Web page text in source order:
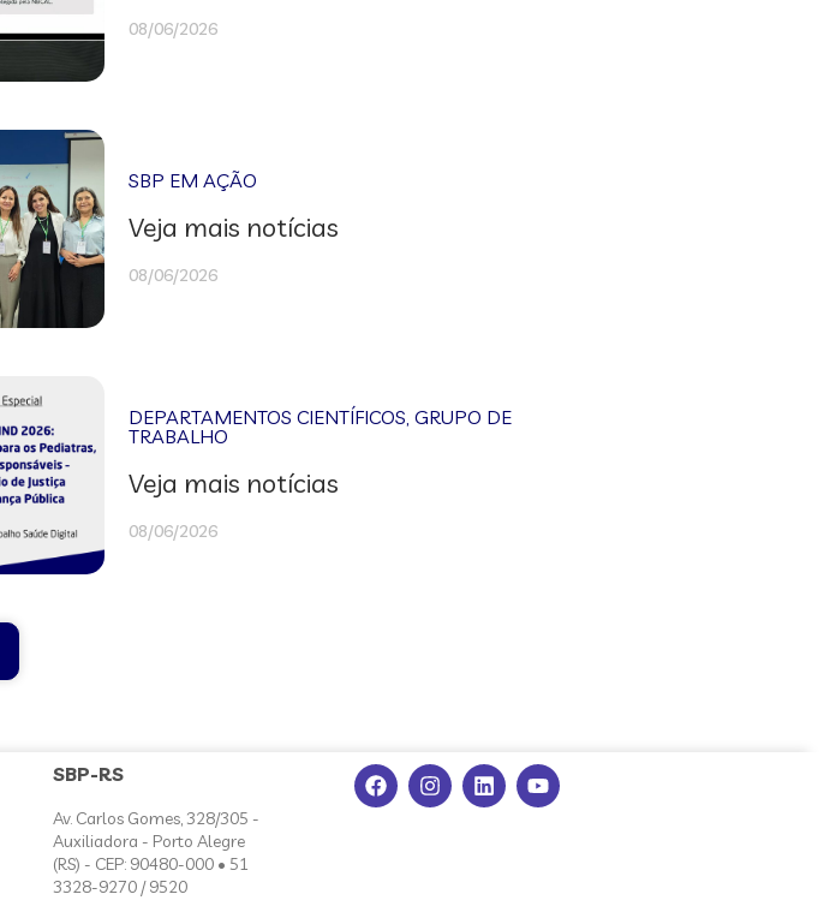
08/06/2026
SBP EM AÇÃO
Veja mais notícias
08/06/2026
DEPARTAMENTOS CIENTÍFICOS,GRUPO DE
TRABALHO
Veja mais notícias
08/06/2026
SBP-RS
Av. Carlos Gomes, 328/305 -
Auxiliadora - Porto Alegre
(RS) - CEP: 90480-000 • 51
3328-9270 / 9520